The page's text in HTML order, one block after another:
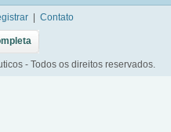
Contato
- Todos os direitos reservados.